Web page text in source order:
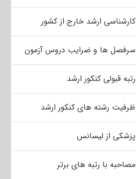
کارشناسی ارشد خارج از کشور
سرفصل ها و ضرایب دروس آزمون
رتبه قبولی کنکور ارشد
ظرفیت رشته های کنکور ارشد
پزشکی از لیسانس
مصاحبه با رتبه های برتر